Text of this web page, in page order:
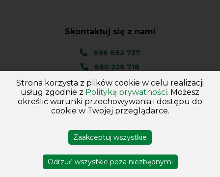
Skontaktuj się z nami
696 692 737
660 228 718
Ul. Węgierska 1A
46-045 Kotórz Mały
(woj. Opolskie)
Copyright © 2026 Hurtownia - Majster. Wszelkie prawa
Strona korzysta z plików cookie w celu realizacji
usług zgodnie z Polityką prywatności. Możesz
określić warunki przechowywania i dostępu do
cookie w Twojej przeglądarce.
Zaakceptuj wszystkie
Odrzuć wszystkie poza niezbędnymi